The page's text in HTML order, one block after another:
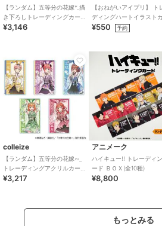
【ランダム】五等分の花嫁*_描
き下ろしトレーディングカー
ドコレクション【コンプリー
¥3,146
【おねがいアイプリ】 ト
ディングハートイラスト
ド （ランダム全6種）
¥550 予約
colleize
【ランダム】五等分の花嫁∽_
トレーディングアクリルカー
ド 和装バニーver.【コンプリ
¥3,217
アニメーク
ハイキュー!! トレーディ
ード ＢＯＸ(全10種)
¥8,800
もっとみる